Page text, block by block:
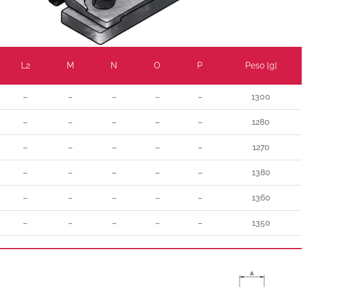
L2 M N O P Peso [g]
– – – – – 1300
– – – – – 1280
– – – – – 1270
– – – – – 1380
– – – – – 1360
– – – – – 1350